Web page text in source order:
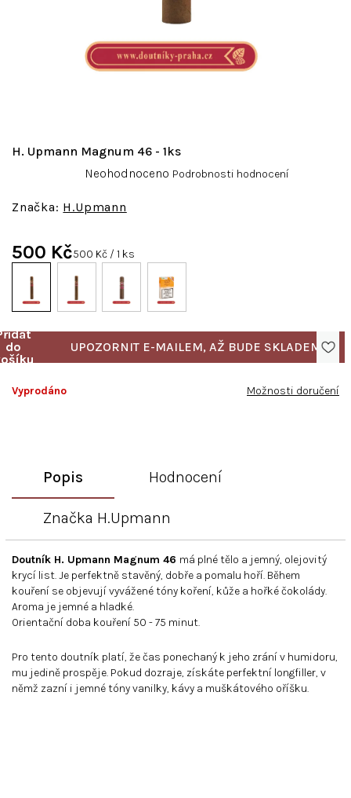
500 KčMěrná
500 Kč / 1 ks
Vyprodáno Možnosti doručení
H. Upmann Magnum 46 - 1ks
H.Upmann
Průměrné
produktu
z
5
hvězdiček.
Neohodnoceno Podrobnosti hodnocení
Popis Hodnocení
Značka H.Upmann
Doutník H. Upmann Magnum 46 má plné tělo a jemný, olejovitý
krycí list. Je perfektně stavěný, dobře a pomalu hoří. Během
kouření se objevují vyvážené tóny koření, kůže a hořké čokolády.
Aroma je jemné a hladké.
Orientační doba kouření 50 - 75 minut.
Pro tento doutník platí, že čas ponechaný k jeho zrání v humidoru,
mu jedině prospěje. Pokud dozraje, získáte perfektní longfiller, v
němž zazní i jemné tóny vanilky, kávy a muškátového oříšku.